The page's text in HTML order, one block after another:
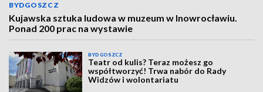
BYDGOSZCZ
Kujawska sztuka ludowa w muzeum w Inowrocławiu.
Ponad 200 prac na wystawie
BYDGOSZCZ
Teatr od kulis? Teraz możesz go
współtworzyć! Trwa nabór do Rady
Widzów i wolontariatu